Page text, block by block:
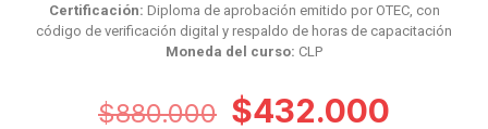
Certificación: Diploma de aprobación emitido por OTEC, con
código de verificación digital y respaldo de horas de capacitación
Moneda del curso: CLP
$880.000 El
$432.000